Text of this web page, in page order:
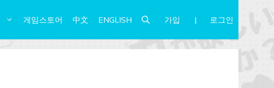
게임스토어 中文 ENGLISH 가입 로그인